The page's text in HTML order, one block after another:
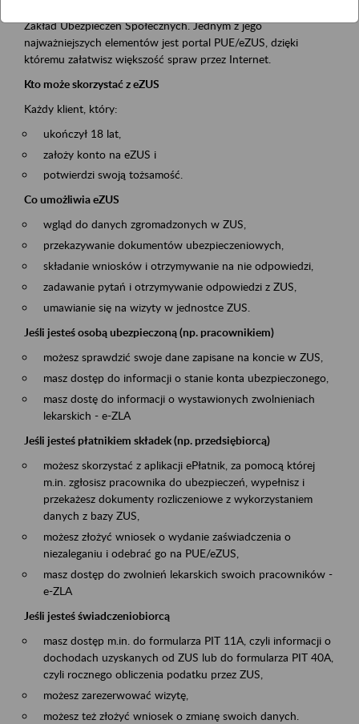
Zakład Ubezpieczeń Społecznych. Jednym z jego
najważniejszych elementów jest portal PUE/eZUS, dzięki
któremu załatwisz większość spraw przez Internet.
Kto może skorzystać z eZUS
Każdy klient, który:
ukończył 18 lat,
założy konto na eZUS i
potwierdzi swoją tożsamość.
Co umożliwia eZUS
wgląd do danych zgromadzonych w ZUS,
przekazywanie dokumentów ubezpieczeniowych,
składanie wniosków i otrzymywanie na nie odpowiedzi,
zadawanie pytań i otrzymywanie odpowiedzi z ZUS,
umawianie się na wizyty w jednostce ZUS.
Jeśli jesteś osobą ubezpieczoną (np. pracownikiem)
możesz sprawdzić swoje dane zapisane na koncie w ZUS,
masz dostęp do informacji o stanie konta ubezpieczonego,
masz dostę do informacji o wystawionych zwolnieniach
lekarskich - e-ZLA
Jeśli jesteś płatnikiem składek (np. przedsiębiorcą)
możesz skorzystać z aplikacji ePłatnik, za pomocą której
m.in. zgłosisz pracownika do ubezpieczeń, wypełnisz i
przekażesz dokumenty rozliczeniowe z wykorzystaniem
danych z bazy ZUS,
możesz złożyć wniosek o wydanie zaświadczenia o
niezaleganiu i odebrać go na PUE/eZUS,
masz dostęp do zwolnień lekarskich swoich pracowników -
e-ZLA
Jeśli jesteś świadczeniobiorcą
masz dostęp m.in. do formularza PIT 11A, czyli informacji o
dochodach uzyskanych od ZUS lub do formularza PIT 40A,
czyli rocznego obliczenia podatku przez ZUS,
możesz zarezerwować wizytę,
możesz też złożyć wniosek o zmianę swoich danych.